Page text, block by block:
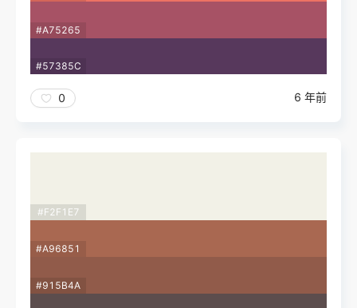
#A75265
#57385C
0 6 年前
#F2F1E7
#A96851
#915B4A